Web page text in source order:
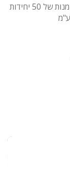
*מינימום הזמנה של 2500 ש"ח לפני מע"מ, בהזמנות של 50 יחידות